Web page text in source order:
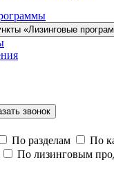
«Лизинговые
звонок
По разделам
По
По лизинговым